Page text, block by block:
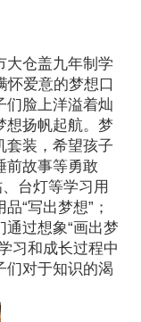
工作站、20余
络站，建立了
和物资6.69亿
项目执行
大仓盖九年制学
怀爱意的梦想口
们脸上洋溢着灿
想扬帆起航。梦
套装，希望孩子
前故事等勇敢
台灯等学习用
“写出梦想”；
过想象“画出梦
习和成长过程中
们对于知识的渴